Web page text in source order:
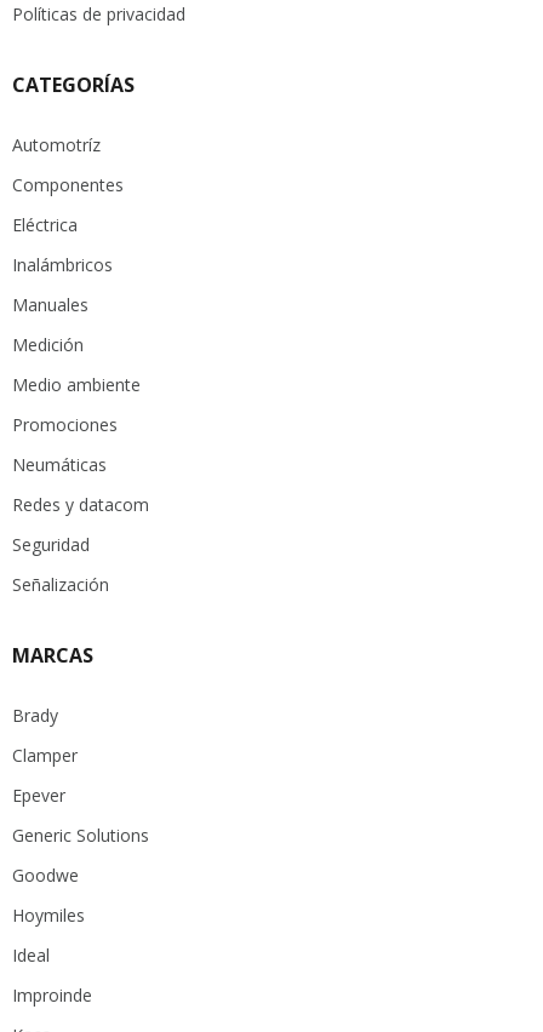
Políticas de privacidad
CATEGORÍAS
Automotríz
Componentes
Eléctrica
Inalámbricos
Manuales
Medición
Medio ambiente
Promociones
Neumáticas
Redes y datacom
Seguridad
Señalización
MARCAS
Brady
Clamper
Epever
Generic Solutions
Goodwe
Hoymiles
Ideal
Improinde